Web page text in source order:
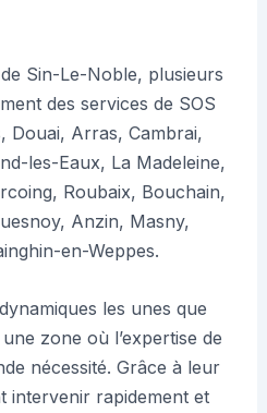
Sin-Le-Noble, plusieurs
des services de SOS
Douai, Arras, Cambrai,
les-Eaux, La Madeleine,
Roubaix, Bouchain,
Anzin, Masny,
en-Weppes.
les unes que
zone où l’expertise de
nécessité. Grâce à leur
intervenir rapidement et